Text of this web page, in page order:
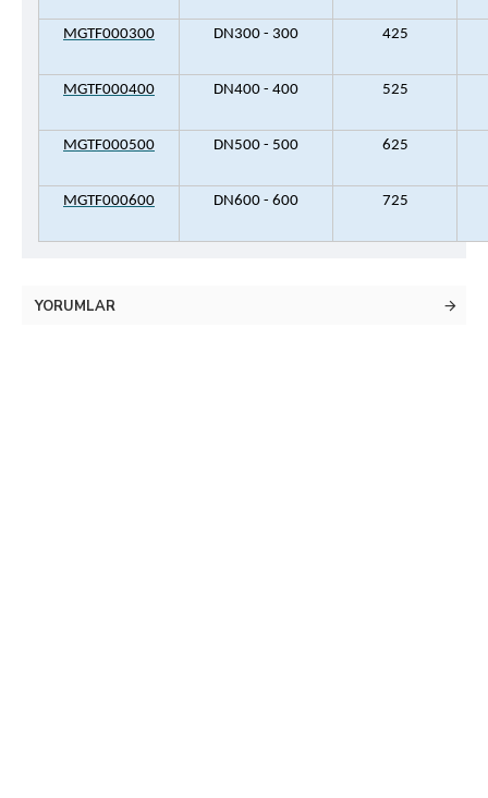
MGTF000300 DN300 - 300 425
MGTF000400 DN400 - 400 525
MGTF000500 DN500 - 500 625
MGTF000600 DN600 - 600 725
YORUMLAR